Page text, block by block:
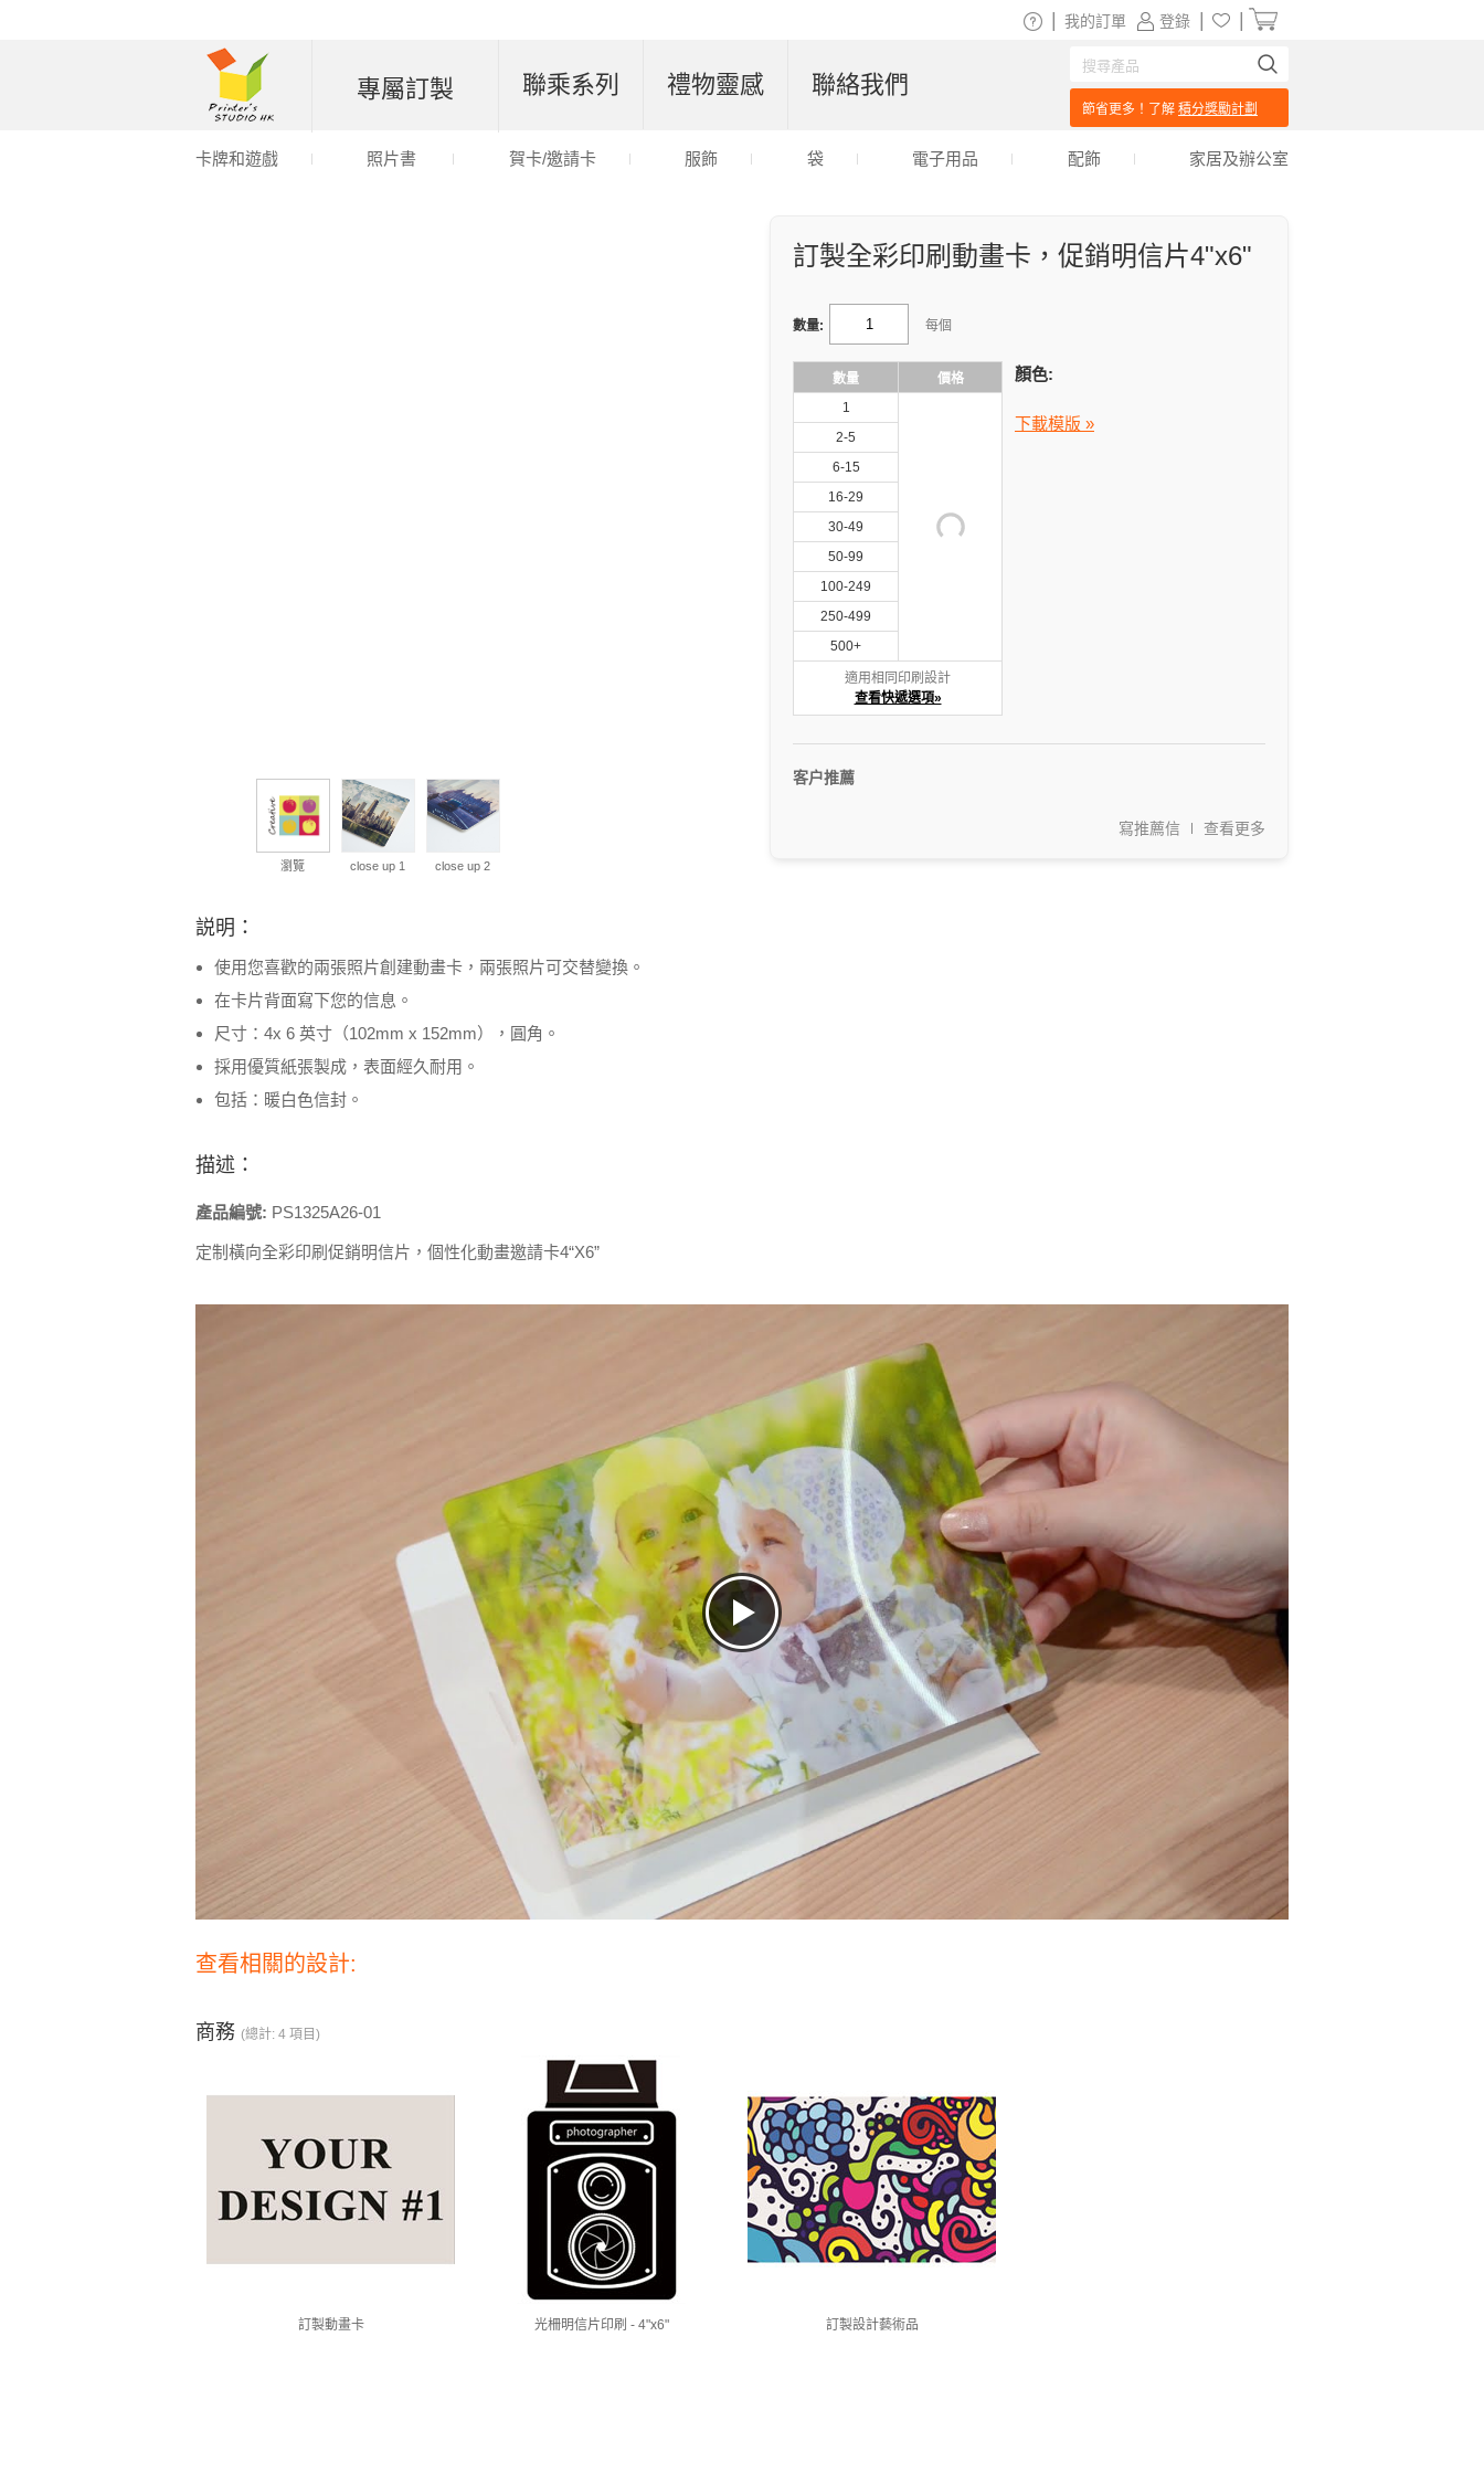
訂製全彩印刷動畫卡，促銷明信片4"x6"
數量: 每個
數量
價格
1
2-5
6-15
16-29
30-49
50-99
100-249
250-499
500+
適用相同印刷設計
查看快遞選項»
顏色:
下載模版 »
客户推薦
寫推薦信 查看更多
瀏覽 close up 1 close up 2
説明：
使用您喜歡的兩張照片創建動畫卡，兩張照片可交替變換。
在卡片背面寫下您的信息。
尺寸：4x 6 英寸（102mm x 152mm），圓角。
採用優質紙張製成，表面經久耐用。
包括：暖白色信封。
描述：
產品編號: PS1325A26-01
定制橫向全彩印刷促銷明信片，個性化動畫邀請卡4“X6”
查看相關的設計:
商務 (總計: 4 項目)
訂製動畫卡 光柵明信片印刷 - 4"x6" 訂製設計藝術品
登錄
我的訂單
專屬訂製 聯乘系列 禮物靈感 聯絡我們
節省更多！了解 積分獎勵計劃
卡牌和遊戲 照片書 賀卡/邀請卡 服飾 袋 電子用品 配飾 家居及辦公室